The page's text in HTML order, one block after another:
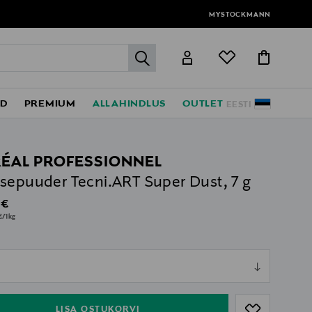
MYSTOCKMANN
label.header.go
EESTI
PREMIUM ALLAHINDLUS OUTLET
PROFESSIONNEL
Tecni.ART Super Dust, 7 g
Price
1kg
LISA OSTUKORVI